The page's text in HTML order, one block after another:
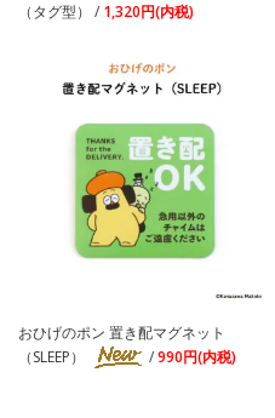
（タグ型） / 1,320円(内税)
おひげのポン 置き配マグネット
（SLEEP）
/990円(内税)